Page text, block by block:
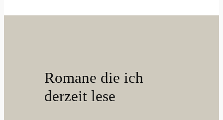
Romane die ich
derzeit lese